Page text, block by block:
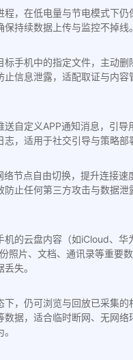
程，在低电量与节电模式下仍
持续数据上传与监控不掉线。
标手机中的指定文件，主动删
止信息泄露，适配取证与内容
送自定义APP通知消息，引导
，适用于社交引导与策略部
节点自由切换，提升连接速
防止任何第三方攻击与数据泄
机的云盘内容（如iCloud、华
照片、文档、通讯录等重要
失。
下，仍可浏览与回放已采集的
数据，适合临时断网、无网络